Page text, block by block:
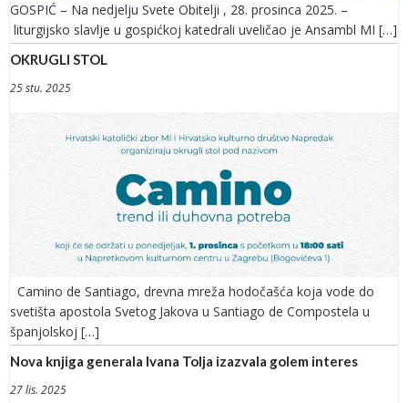
GOSPIĆ – Na nedjelju Svete Obitelji , 28. prosinca 2025. –
liturgijsko slavlje u gospićkoj katedrali uveličao je Ansambl MI […]
OKRUGLI STOL
25 stu. 2025
Camino de Santiago, drevna mreža hodočašća koja vode do
svetišta apostola Svetog Jakova u Santiago de Compostela u
španjolskoj […]
Nova knjiga generala Ivana Tolja izazvala golem interes
27 lis. 2025